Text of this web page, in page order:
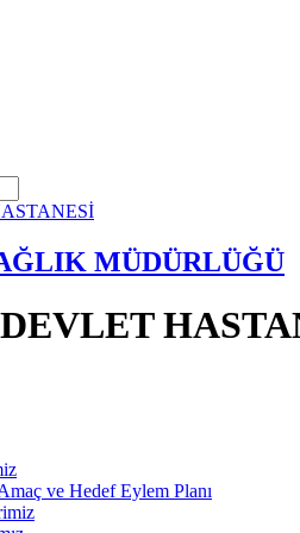
MÜDÜRLÜĞÜ
ve Hedef Eylem Planı